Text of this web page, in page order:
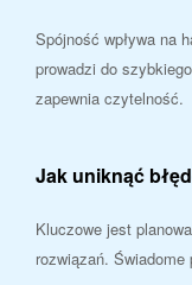
Spójność wpływa na
prowadzi do
zapewnia czytelność.
Jak uniknąć
Kluczowe jest
rozwiązań. Świadome